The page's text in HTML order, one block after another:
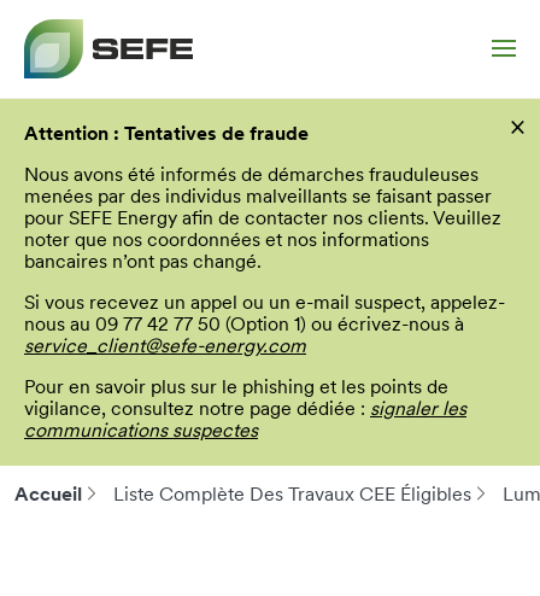
principal
Attention : Tentatives de fraude
Nous avons été informés de démarches frauduleuses
menées par des individus malveillants se faisant passer
pour SEFE Energy afin de contacter nos clients. Veuillez
noter que nos coordonnées et nos informations
bancaires n’ont pas changé.
Si vous recevez un appel ou un e-mail suspect, appelez-
nous au 09 77 42 77 50 (Option 1) ou écrivez-nous à
service_client@sefe-energy.com
Pour en savoir plus sur le phishing et les points de
vigilance, consultez notre page dédiée : signaler les
communications suspectes
×
Accueil Liste Complète Des Travaux CEE Éligibles